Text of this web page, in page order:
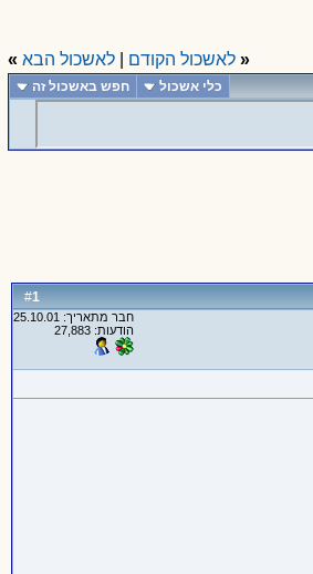
« לאשכול הקודם לאשכול הבא »
כלי אשכול חפש באשכול זה
#
1
חבר מתאריך: 25.10.01
הודעות: 27,883